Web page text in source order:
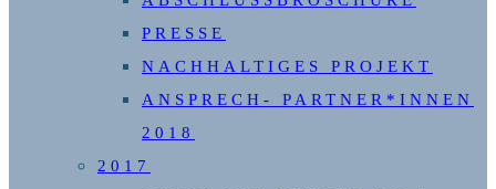
PRESSE
NACHHALTIGES PROJEKT
ANSPRECH- PARTNER*INNEN
2018
2017